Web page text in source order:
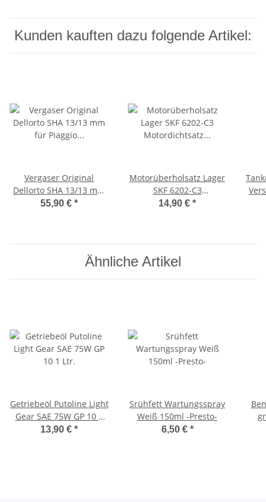
Kunden kauften dazu folgende Artikel:
Vergaser Original
Dellorto SHA 13/13 mm
für Piaggio Ciao PX
55,90 € *
Motorüberholsatz Lager
SKF 6202-C3
Motordichtsatz Ciao,
14,90 € *
Ähnliche Artikel
Getriebeöl Putoline Light
Gear SAE 75W GP 10 1
Ltr.
13,90 € *
Srühfett Wartungsspray
Weiß 150ml -Presto-
6,50 € *